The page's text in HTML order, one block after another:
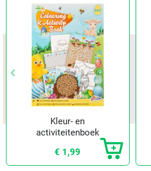
Vorige
keyboard_arrow_leftVorige
keyboard_arrow_left
Kleur- en
activiteitenboek
€ 1,99